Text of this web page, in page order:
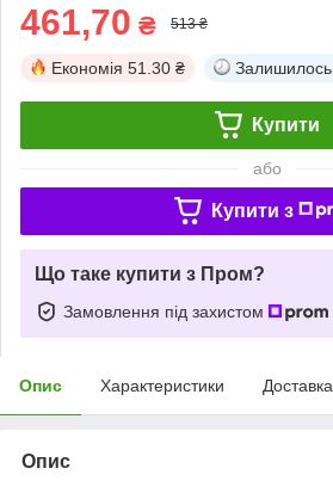
461,70 ₴ 513 ₴
Економія 51.30 ₴ Залишилось
Купити
або
Купити з
Що таке купити з Пром?
Замовлення під захистом
Опис Характеристики Доставка
Опис